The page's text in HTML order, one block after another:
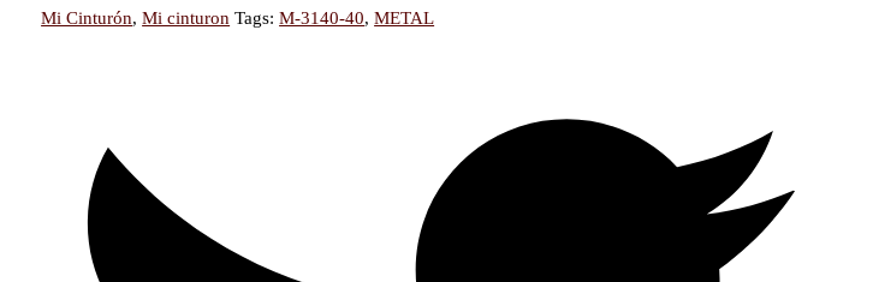
Mi Cinturón,Mi cinturon Tags:M-3140-40,METAL